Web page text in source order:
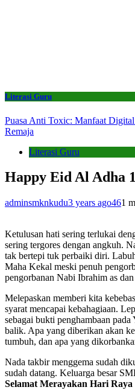
Literasi Guru
Puasa Anti Toxic: Manfaat
Remaja
Literasi Guru
Happy Eid Al Adha
adminsmknkudu3 years ago461
Ketulusan hati sering terlukai
sering tergores dengan angkuh.
tak bertepi tuk perbaiki diri.
Maha Kekal meski penuh
pengorbanan Nabi Ibrahim as
Melepaskan memberi kita
syarat mencapai kebahagiaan.
sebagai bukti penghambaan
balik. Apa yang diberikan akan
tumbuh, dan apa yang
Nada takbir menggema sudah
sudah datang. Keluarga besar
Selamat Merayakan Hari